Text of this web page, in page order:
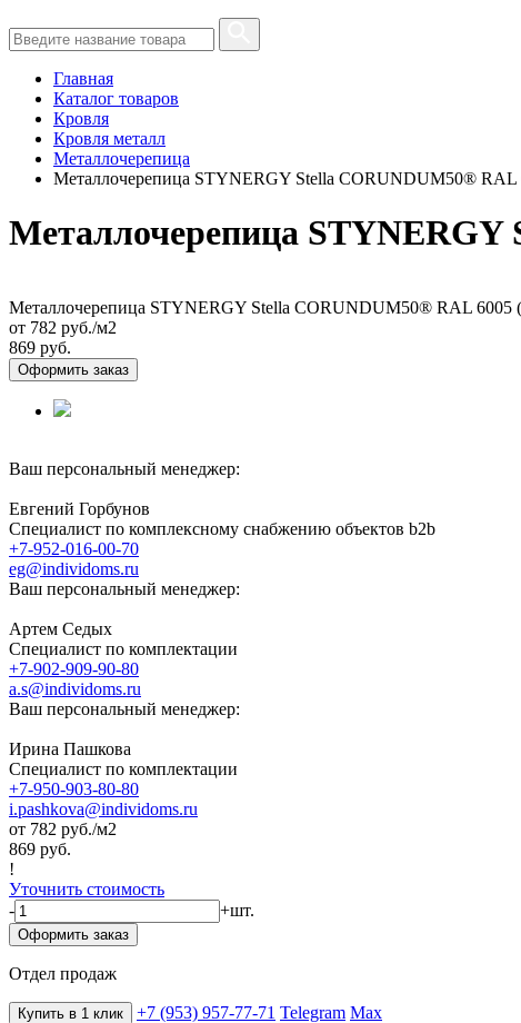
Главная
Каталог товаров
Кровля
Кровля металл
Металлочерепица
Металлочерепица STYNERGY Stella CORUNDUM50® RAL
Металлочерепица STYNERGY
Металлочерепица STYNERGY Stella CORUNDUM50® RAL 6005
от 782 руб./м2
869 руб.
Оформить заказ
Ваш персональный менеджер:
Евгений Горбунов
Специалист по комплексному снабжению объектов b2b
+7-952-016-00-70
eg@individoms.ru
Ваш персональный менеджер:
Артем Седых
Специалист по комплектации
+7-902-909-90-80
a.s@individoms.ru
Ваш персональный менеджер:
Ирина Пашкова
Специалист по комплектации
+7-950-903-80-80
i.pashkova@individoms.ru
от 782 руб./м2
869 руб.
!
Уточнить стоимость
-
+шт.
Оформить заказ
Отдел продаж
Купить в 1 клик +7 (953) 957-77-71 Telegram Max